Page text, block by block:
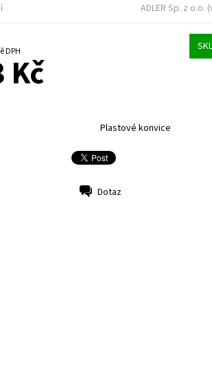
ADLER Sp. z o.o.
DPH
Kč
Plastové konvice
Dotaz